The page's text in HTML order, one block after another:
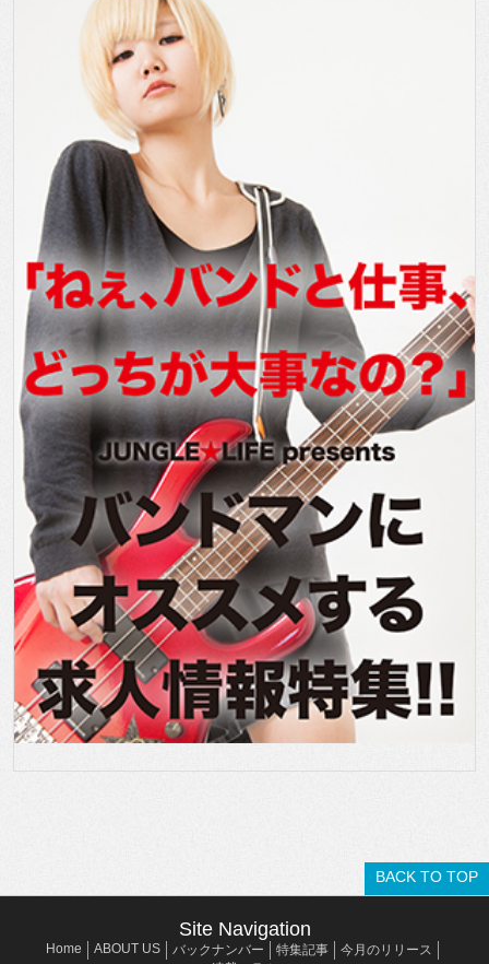
BACK TO TOP
Site Navigation
Home ABOUT US バックナンバー 特集記事
今月のリリース